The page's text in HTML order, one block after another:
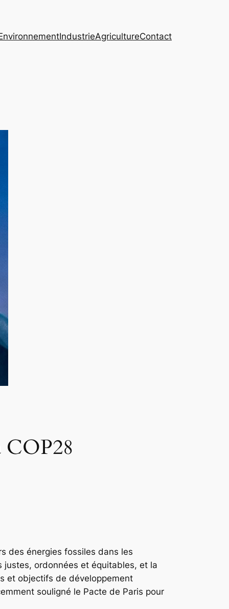
IndustrieAgricultureContact
COP28
des énergies fossiles dans les
justes, ordonnées et équitables, et la
et objectifs de développement
souligné le Pacte de Paris pour